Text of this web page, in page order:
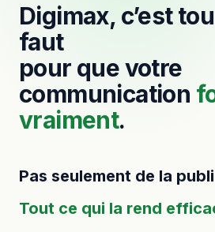
Digimax, c’est
faut
pour que votre
communication
vraiment.
Pas seulement de la
Tout ce qui la rend